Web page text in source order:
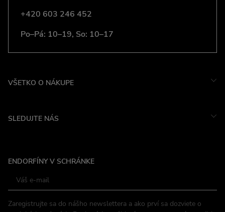
+420 603 246 452
Po–Pá: 10–19, So: 10–17
VŠETKO O NÁKUPE
SLEDUJTE NÁS
Facebook
ENDORFÍNY V SCHRÁNKE
Zaregistrujte sa do nášho newslettera a ako prví sa dozviete o